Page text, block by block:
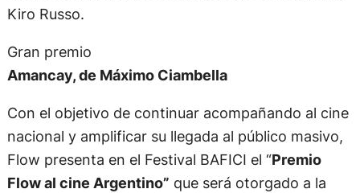
Kiro Russo.
Gran premio
Amancay, de Máximo Ciambella
Con el objetivo de continuar acompañando al cine
nacional y amplificar su llegada al público masivo,
Flow presenta en el Festival BAFICI el “Premio
Flow al cine Argentino” que será otorgado a la